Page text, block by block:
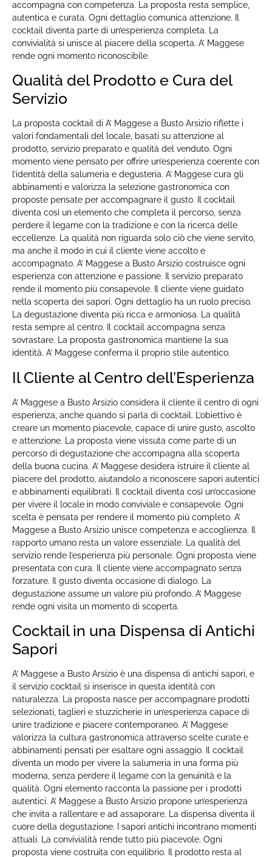
accompagna con competenza. La proposta resta semplice,
autentica e curata. Ogni dettaglio comunica attenzione. Il
cocktail diventa parte di un’esperienza completa. La
convivialità si unisce al piacere della scoperta. A’ Maggese
rende ogni momento riconoscibile.
Qualità del Prodotto e Cura del
Servizio
La proposta cocktail di A’ Maggese a Busto Arsizio riflette i
valori fondamentali del locale, basati su attenzione al
prodotto, servizio preparato e qualità del venduto. Ogni
momento viene pensato per offrire un’esperienza coerente con
l’identità della salumeria e degusteria. A’ Maggese cura gli
abbinamenti e valorizza la selezione gastronomica con
proposte pensate per accompagnare il gusto. Il cocktail
diventa così un elemento che completa il percorso, senza
perdere il legame con la tradizione e con la ricerca delle
eccellenze. La qualità non riguarda solo ciò che viene servito,
ma anche il modo in cui il cliente viene accolto e
accompagnato. A’ Maggese a Busto Arsizio costruisce ogni
esperienza con attenzione e passione. Il servizio preparato
rende il momento più consapevole. Il cliente viene guidato
nella scoperta dei sapori. Ogni dettaglio ha un ruolo preciso.
La degustazione diventa più ricca e armoniosa. La qualità
resta sempre al centro. Il cocktail accompagna senza
sovrastare. La proposta gastronomica mantiene la sua
identità. A’ Maggese conferma il proprio stile autentico.
Il Cliente al Centro dell’Esperienza
A’ Maggese a Busto Arsizio considera il cliente il centro di ogni
esperienza, anche quando si parla di cocktail. L’obiettivo è
creare un momento piacevole, capace di unire gusto, ascolto
e attenzione. La proposta viene vissuta come parte di un
percorso di degustazione che accompagna alla scoperta
della buona cucina. A’ Maggese desidera istruire il cliente al
piacere del prodotto, aiutandolo a riconoscere sapori autentici
e abbinamenti equilibrati. Il cocktail diventa così un’occasione
per vivere il locale in modo conviviale e consapevole. Ogni
scelta è pensata per rendere il momento più completo. A’
Maggese a Busto Arsizio unisce competenza e accoglienza. Il
rapporto umano resta un valore essenziale. La qualità del
servizio rende l’esperienza più personale. Ogni proposta viene
presentata con cura. Il cliente viene accompagnato senza
forzature. Il gusto diventa occasione di dialogo. La
degustazione assume un valore più profondo. A’ Maggese
rende ogni visita un momento di scoperta.
Cocktail in una Dispensa di Antichi
Sapori
A’ Maggese a Busto Arsizio è una dispensa di antichi sapori, e
il servizio cocktail si inserisce in questa identità con
naturalezza. La proposta nasce per accompagnare prodotti
selezionati, taglieri e stuzzicherie in un’esperienza capace di
unire tradizione e piacere contemporaneo. A’ Maggese
valorizza la cultura gastronomica attraverso scelte curate e
abbinamenti pensati per esaltare ogni assaggio. Il cocktail
diventa un modo per vivere la salumeria in una forma più
moderna, senza perdere il legame con la genuinità e la
qualità. Ogni elemento racconta la passione per i prodotti
autentici. A’ Maggese a Busto Arsizio propone un’esperienza
che invita a rallentare e ad assaporare. La dispensa diventa il
cuore della degustazione. I sapori antichi incontrano momenti
attuali. La convivialità rende tutto più piacevole. Ogni
proposta viene costruita con equilibrio. Il prodotto resta al